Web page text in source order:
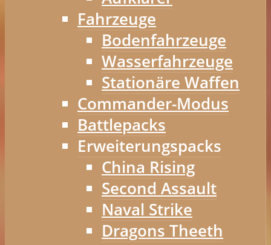
Fahrzeuge
Bodenfahrzeuge
Wasserfahrzeuge
Stationäre Waffen
Commander-Modus
Battlepacks
Erweiterungspacks
China Rising
Second Assault
Naval Strike
Dragons Theeth